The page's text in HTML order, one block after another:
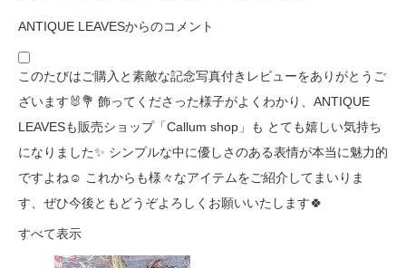
ANTIQUE LEAVESからのコメント
このたびはご購入と素敵な記念写真付きレビューをありがとうご
ざいます🐰💐 飾ってくださった様子がよくわかり、ANTIQUE
LEAVESも販売ショップ「Callum shop」も とても嬉しい気持ち
になりました✨ シンプルな中に優しさのある表情が本当に魅力的
ですよね☺️ これからも様々なアイテムをご紹介してまいりま
す、ぜひ今後ともどうぞよろしくお願いいたします🍀
すべて表示